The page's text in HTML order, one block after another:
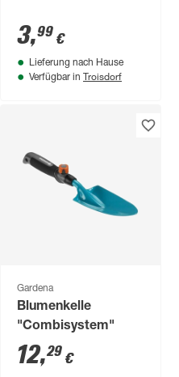
3,99 €
Lieferung nach Hause
Verfügbar in Troisdorf
Gardena
Blumenkelle
"Combisystem"
12,29 €